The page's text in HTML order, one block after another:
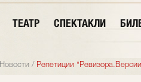
ТЕАТР СПЕКТАКЛИ
Новости / Репетиции